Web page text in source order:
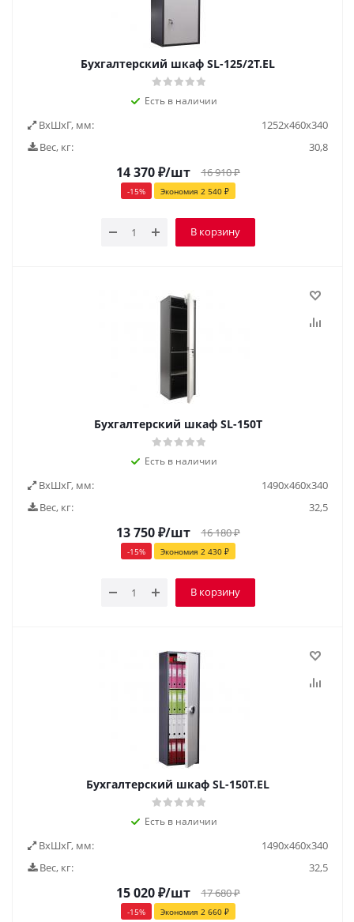
Бухгалтерский шкаф SL-125/2Т.EL
Есть в наличии
ВxШxГ, мм:
1252x460x340
Вес, кг:
30,8
14 370₽/шт 16 910₽
-15% Экономия 2 540₽
В корзину
Бухгалтерский шкаф SL-150Т
Есть в наличии
ВxШxГ, мм:
1490x460x340
Вес, кг:
32,5
13 750₽/шт 16 180₽
-15% Экономия 2 430₽
В корзину
Бухгалтерский шкаф SL-150T.EL
Есть в наличии
ВxШxГ, мм:
1490x460x340
Вес, кг:
32,5
15 020₽/шт 17 680₽
-15% Экономия 2 660₽